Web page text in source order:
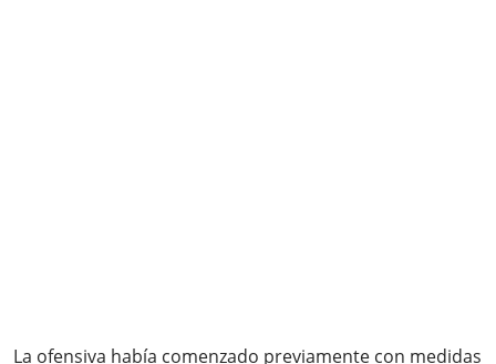
La ofensiva había comenzado previamente con medidas